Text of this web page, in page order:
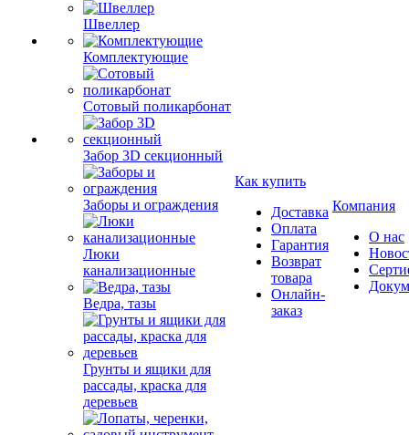
Швеллер
Комплектующие
Сотовый поликарбонат
Забор 3D секционный
Заборы и ограждения
Люки
канализационные
Ведра, тазы
Грунты и ящики для
рассады, краска для
деревьев
Как купить
Доставка
Оплата
Гарантия
Возврат
товара
Онлайн-
заказ
Компания
О нас